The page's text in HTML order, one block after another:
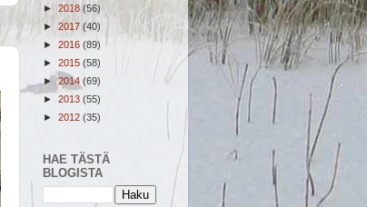
► 2018(56)
► 2017 (40)
► 2016 (89)
► 2015 (58)
►2014 (69)
► 2013 (55)
► 2012 (35)
HAE TÄSTÄ
BLOGISTA